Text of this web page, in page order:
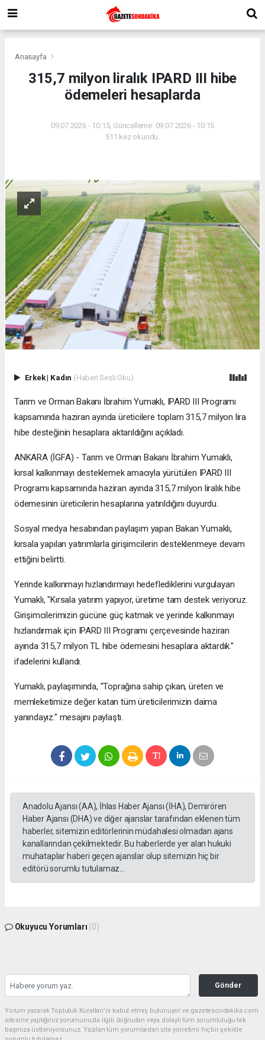
Anasayfa
315,7 milyon liralık IPARD III hibe
ödemeleri hesaplarda
09.07.2026 - 10:15, Güncelleme: 09.07.2026 - 10:15
511 kez okundu.
Erkek| Kadın (Haberi Sesli Oku)
Tarım ve Orman Bakanı İbrahim Yumaklı, IPARD III Programı
kapsamında haziran ayında üreticilere toplam 315,7 milyon lira
hibe desteğinin hesaplara aktarıldığını açıkladı.
ANKARA (İGFA) - Tarım ve Orman Bakanı İbrahim Yumaklı,
kırsal kalkınmayı desteklemek amacıyla yürütülen IPARD III
Programı kapsamında haziran ayında 315,7 milyon liralık hibe
ödemesinin üreticilerin hesaplarına yatırıldığını duyurdu.
Sosyal medya hesabından paylaşım yapan Bakan Yumaklı,
kırsala yapılan yatırımlarla girişimcilerin desteklenmeye devam
ettiğini belirtti.
Yerinde kalkınmayı hızlandırmayı hedeflediklerini vurgulayan
Yumaklı, "Kırsala yatırım yapıyor, üretime tam destek veriyoruz.
Girişimcilerimizin gücüne güç katmak ve yerinde kalkınmayı
hızlandırmak için IPARD III Programı çerçevesinde haziran
ayında 315,7 milyon TL hibe ödemesini hesaplara aktardık."
ifadelerini kullandı.
Yumaklı, paylaşımında, "Toprağına sahip çıkan, üreten ve
memleketimize değer katan tüm üreticilerimizin daima
yanındayız." mesajını paylaştı.
Anadolu Ajansı (AA), İhlas Haber Ajansı (İHA), Demirören
Haber Ajansı (DHA) ve diğer ajanslar tarafından eklenen tüm
haberler, sitemizin editörlerinin müdahalesi olmadan ajans
kanallarından çekilmektedir. Bu haberlerde yer alan hukuki
muhataplar haberi geçen ajanslar olup sitemizin hiç bir
editörü sorumlu tutulamaz...
Okuyucu Yorumları (0)
Gönder
Yorum yazarak Topluluk Kuralları’nı kabul etmiş bulunuyor ve gazetesondakika.com
sitesine yaptığınız yorumunuzla ilgili doğrudan veya dolaylı tüm sorumluluğu tek
başınıza üstleniyorsunuz. Yazılan tüm yorumlardan site yönetimi hiçbir şekilde